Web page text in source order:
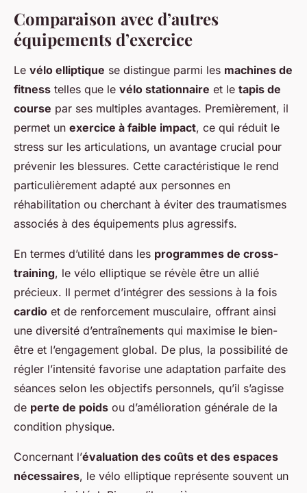
Comparaison avec d’autres
équipements d’exercice
Le vélo elliptique se distingue parmi les machines de
fitness telles que le vélo stationnaire et le tapis de
course par ses multiples avantages. Premièrement, il
permet un exercice à faible impact, ce qui réduit le
stress sur les articulations, un avantage crucial pour
prévenir les blessures. Cette caractéristique le rend
particulièrement adapté aux personnes en
réhabilitation ou cherchant à éviter des traumatismes
associés à des équipements plus agressifs.
En termes d’utilité dans les programmes de cross-
training, le vélo elliptique se révèle être un allié
précieux. Il permet d’intégrer des sessions à la fois
cardio et de renforcement musculaire, offrant ainsi
une diversité d’entraînements qui maximise le bien-
être et l’engagement global. De plus, la possibilité de
régler l’intensité favorise une adaptation parfaite des
séances selon les objectifs personnels, qu’il s’agisse
de perte de poids ou d’amélioration générale de la
condition physique.
Concernant l’évaluation des coûts et des espaces
nécessaires, le vélo elliptique représente souvent un